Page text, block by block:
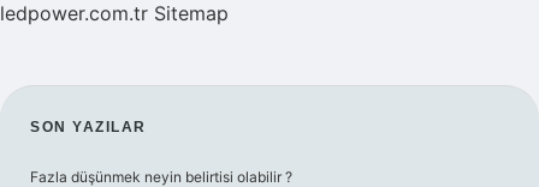
ledpower.com.tr Sitemap
SIDEBAR
SON YAZILAR
Fazla düşünmek neyin belirtisi olabilir ?